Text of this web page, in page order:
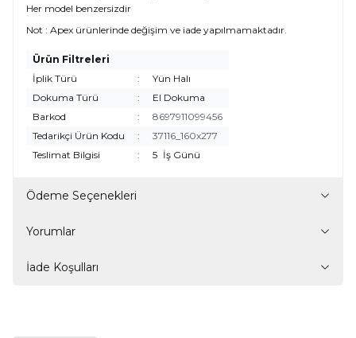
Her model benzersizdir
Not : Apex ürünlerinde değişim ve iade yapılmamaktadır.
Ürün Filtreleri
İplik Türü
:
Yün Halı
Dokuma Türü
:
El Dokuma
Barkod
:
8697911099456
Tedarikçi Ürün Kodu
:
37116_160x277
Teslimat Bilgisi
: 5 İş Günü
Ödeme Seçenekleri
Yorumlar
İade Koşulları